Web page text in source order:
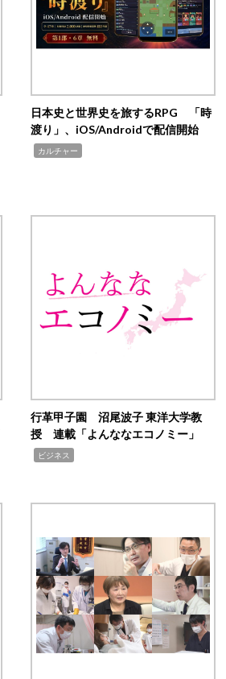
日本史と世界史を旅するRPG 「時
渡り」、iOS/Androidで配信開始
カルチャー
行革甲子園 沼尾波子 東洋大学教
授 連載「よんななエコノミー」
ビジネス